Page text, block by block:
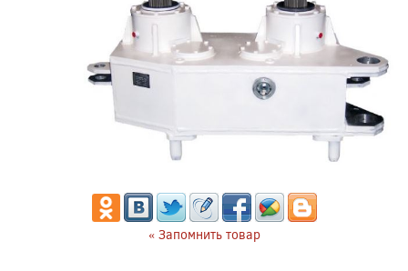
« Запомнить товар